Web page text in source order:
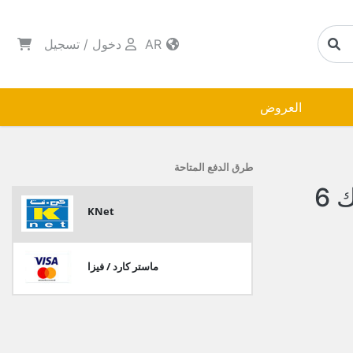
دخول / تسجيل
العروض
شنطة علب بهارات اكرليك 6
طرق الدفع المتاحة
KNet
ماستر كارد / فيزا